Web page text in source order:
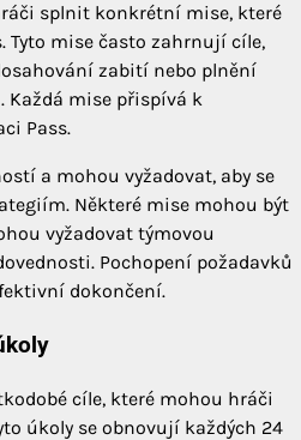
splnit konkrétní mise, které
Tyto mise často zahrnují cíle,
zabití nebo plnění
mise přispívá k
Pass.
a mohou vyžadovat, aby se
Některé mise mohou být
vyžadovat týmovou
Pochopení požadavků
dokončení.
cíle, které mohou hráči
úkoly se obnovují každých 24